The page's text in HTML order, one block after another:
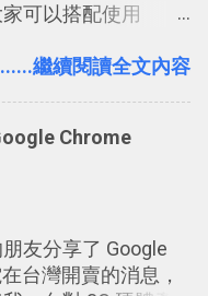
可以搭配使用
告、文章時更加條理
編輯老傳統：「
」。 但是我也發
發現裡面藏了一個
好功能，因此決定
繼續閱讀全文內容
Chrome
友分享了 Google
台灣開賣的消息，